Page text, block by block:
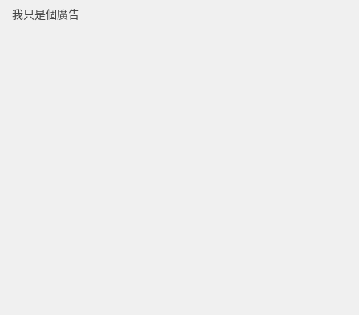
我只是個廣告